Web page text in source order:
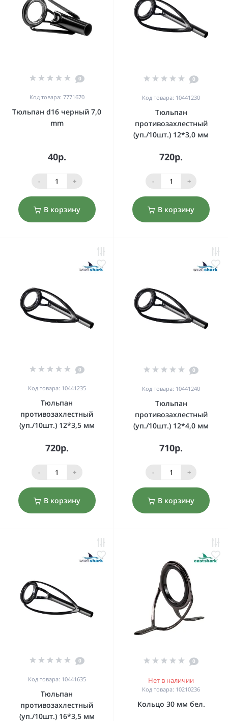
0
Код товара: 7771670
Тюльпан d16 черный 7,0
mm
40р.
- +
В корзину
0
Код товара: 10441230
Тюльпан
противозахлестный
(уп./10шт.) 12*3,0 мм
720р.
- +
В корзину
0
Код товара: 10441235
Тюльпан
противозахлестный
(уп./10шт.) 12*3,5 мм
720р.
- +
В корзину
0
Код товара: 10441240
Тюльпан
противозахлестный
(уп./10шт.) 12*4,0 мм
710р.
- +
В корзину
0
Код товара: 10441635
Тюльпан
противозахлестный
(уп./10шт.) 16*3,5 мм
0
Нет в наличии
Код товара: 10210236
Кольцо 30 мм бел.